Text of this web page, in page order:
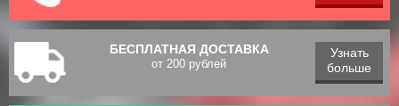
БЕСПЛАТНАЯ ДОСТАВКА
от 200 рублей
Узнать
больше